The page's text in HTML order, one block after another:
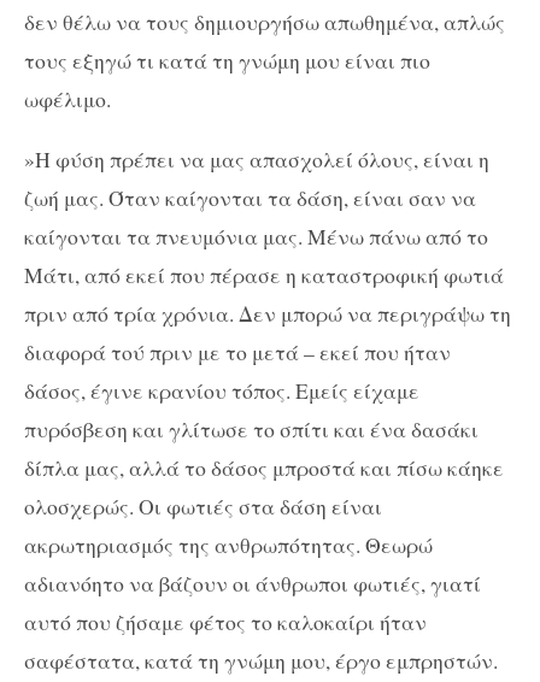
δεν θέλω να τους δημιουργήσω απωθημένα, απλώς
τους εξηγώ τι κατά τη γνώμη μου είναι πιο
ωφέλιμο.
»Η φύση πρέπει να μας απασχολεί όλους, είναι η
ζωή μας. Όταν καίγονται τα δάση, είναι σαν να
καίγονται τα πνευμόνια μας. Μένω πάνω από το
Μάτι, από εκεί που πέρασε η καταστροφική φωτιά
πριν από τρία χρόνια. Δεν μπορώ να περιγράψω τη
διαφορά τού πριν με το μετά – εκεί που ήταν
δάσος, έγινε κρανίου τόπος. Εμείς είχαμε
πυρόσβεση και γλίτωσε το σπίτι και ένα δασάκι
δίπλα μας, αλλά το δάσος μπροστά και πίσω κάηκε
ολοσχερώς. Οι φωτιές στα δάση είναι
ακρωτηριασμός της ανθρωπότητας. Θεωρώ
αδιανόητο να βάζουν οι άνθρωποι φωτιές, γιατί
αυτό που ζήσαμε φέτος το καλοκαίρι ήταν
σαφέστατα, κατά τη γνώμη μου, έργο εμπρηστών.